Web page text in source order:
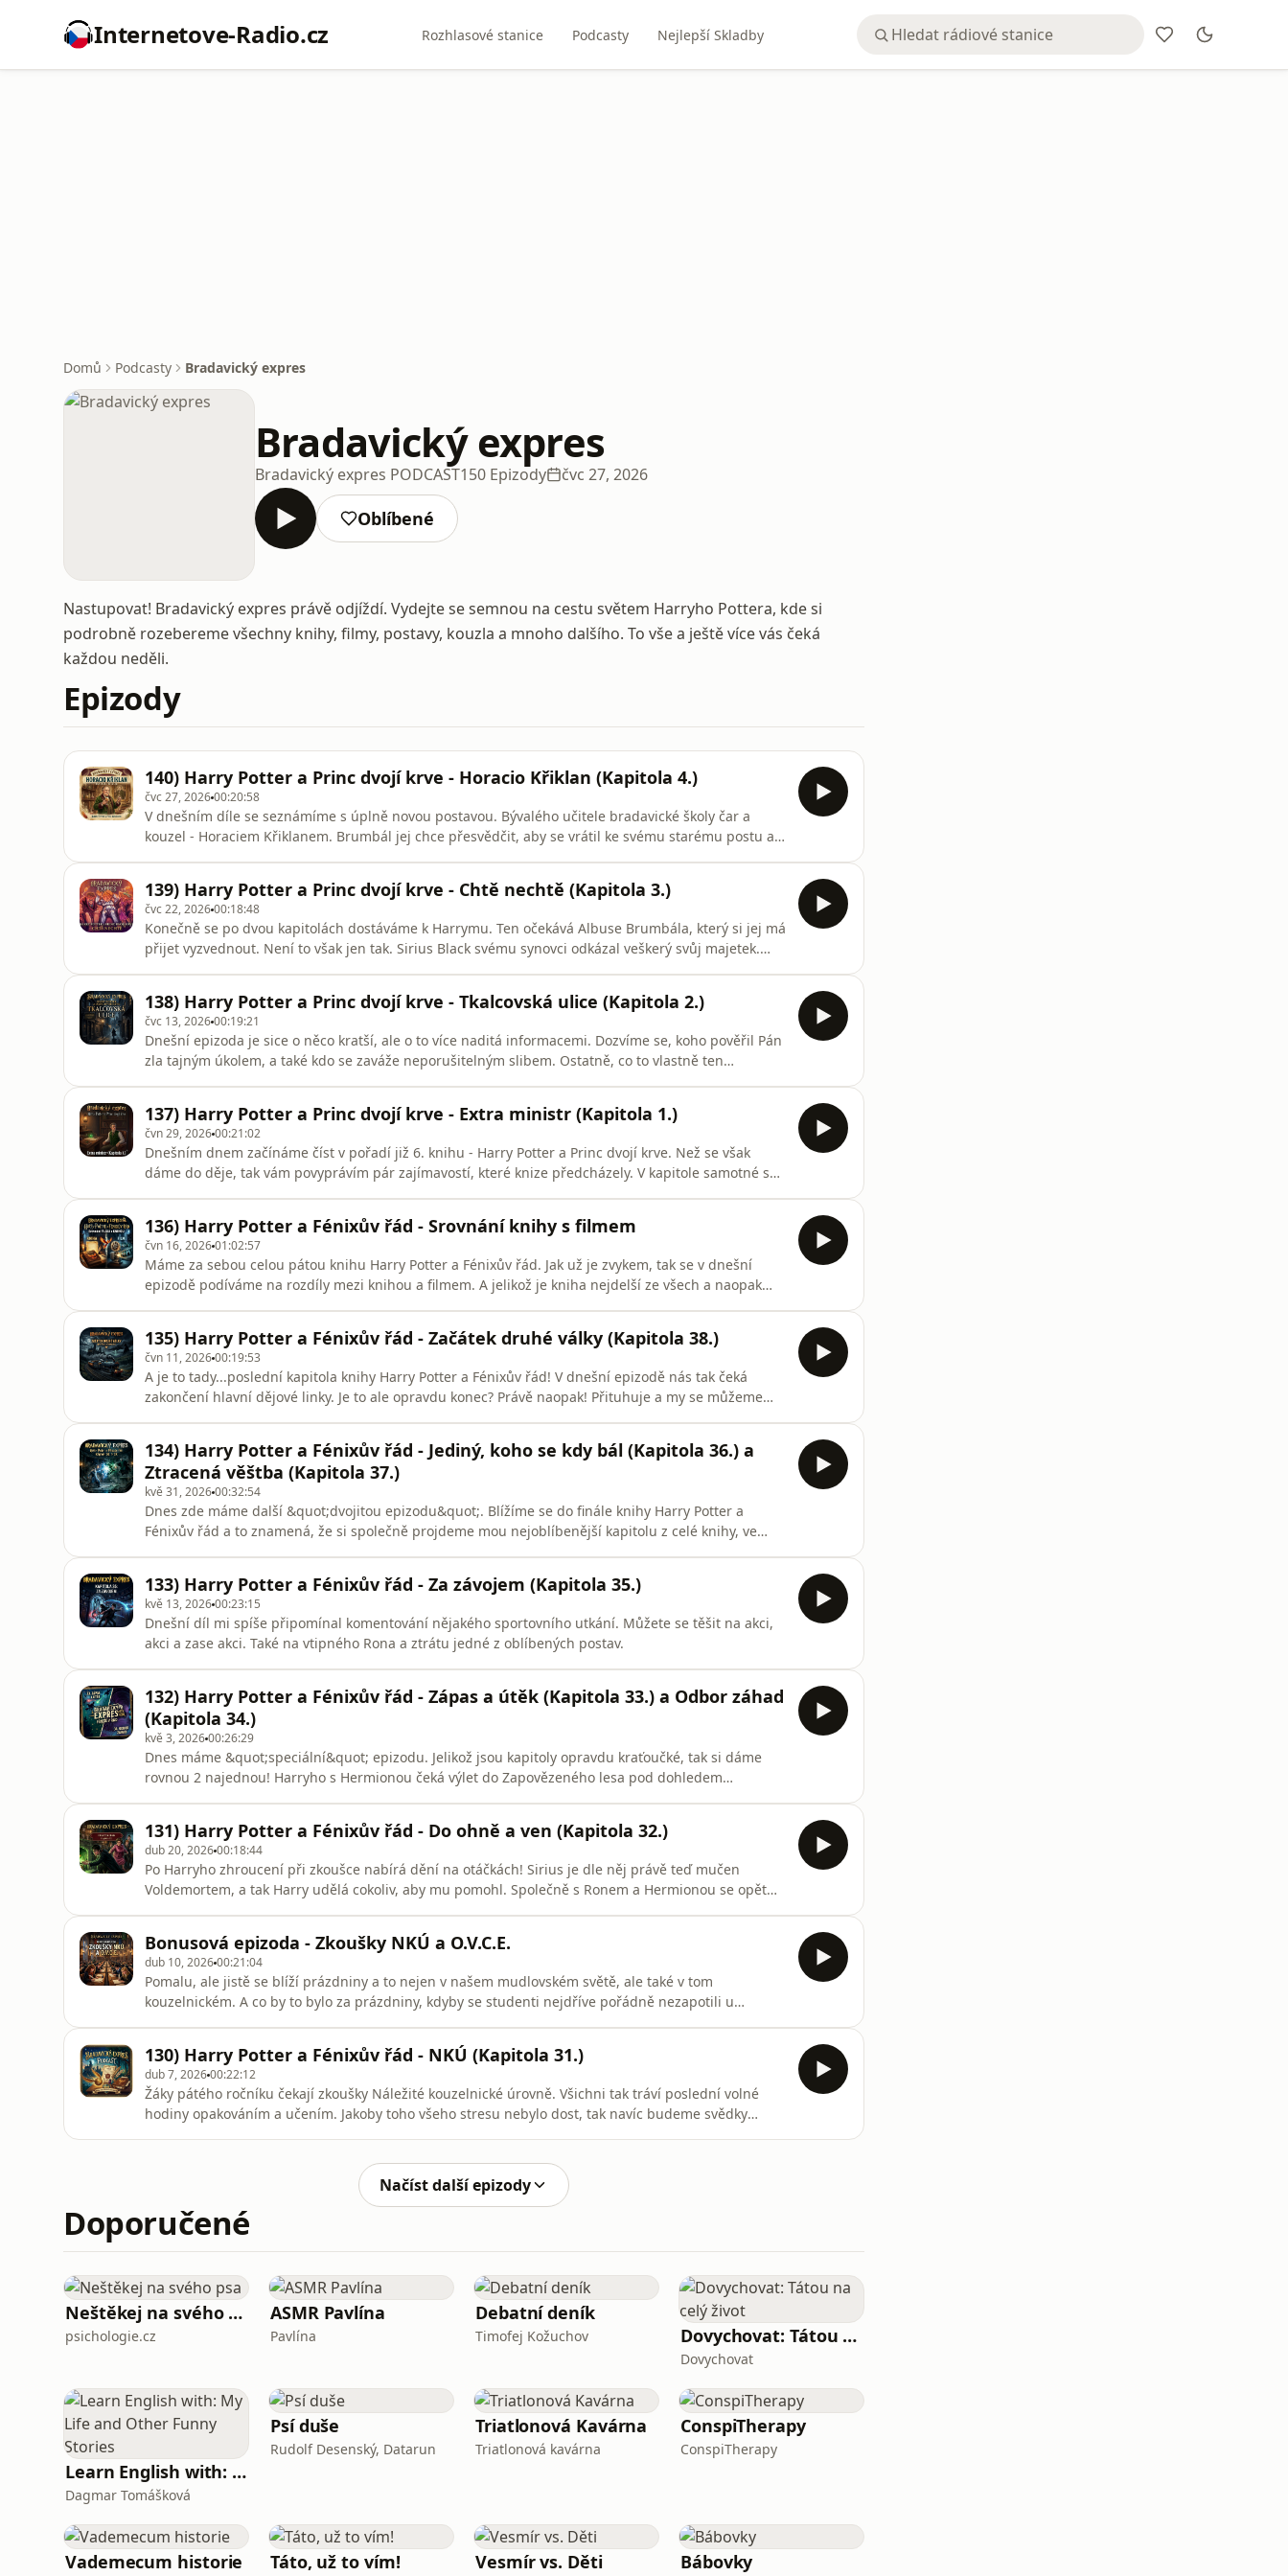
Internetove-Radio.cz Rozhlasové stanice Podcasty Nejlepší Skladby
Domů Podcasty Bradavický expres
Bradavický expres
Bradavický expres PODCAST150 Epizody čvc 27, 2026
Oblíbené
Nastupovat! Bradavický expres právě odjíždí. Vydejte se semnou na cestu světem Harryho Pottera, kde si
podrobně rozebereme všechny knihy, filmy, postavy, kouzla a mnoho dalšího. To vše a ještě více vás čeká
každou neděli.
Epizody
140) Harry Potter a Princ dvojí krve - Horacio Křiklan (Kapitola 4.)
čvc 27, 202600:20:58
V dnešním díle se seznámíme s úplně novou postavou. Bývalého učitele bradavické školy čar a
kouzel - Horaciem Křiklanem. Brumbál jej chce přesvědčit, aby se vrátil ke svému starému postu a
139) Harry Potter a Princ dvojí krve - Chtě nechtě (Kapitola 3.)
čvc 22, 202600:18:48
Konečně se po dvou kapitolách dostáváme k Harrymu. Ten očekává Albuse Brumbála, který si jej má
přijet vyzvednout. Není to však jen tak. Sirius Black svému synovci odkázal veškerý svůj majetek.
138) Harry Potter a Princ dvojí krve - Tkalcovská ulice (Kapitola 2.)
čvc 13, 202600:19:21
Dnešní epizoda je sice o něco kratší, ale o to více naditá informacemi. Dozvíme se, koho pověřil Pán
zla tajným úkolem, a také kdo se zaváže neporušitelným slibem. Ostatně, co to vlastně ten
137) Harry Potter a Princ dvojí krve - Extra ministr (Kapitola 1.)
čvn 29, 202600:21:02
Dnešním dnem začínáme číst v pořadí již 6. knihu - Harry Potter a Princ dvojí krve. Než se však
dáme do děje, tak vám povyprávím pár zajímavostí, které knize předcházely. V kapitole samotné se
136) Harry Potter a Fénixův řád - Srovnání knihy s filmem
čvn 16, 202601:02:57
Máme za sebou celou pátou knihu Harry Potter a Fénixův řád. Jak už je zvykem, tak se v dnešní
epizodě podíváme na rozdíly mezi knihou a filmem. A jelikož je kniha nejdelší ze všech a naopak
135) Harry Potter a Fénixův řád - Začátek druhé války (Kapitola 38.)
čvn 11, 202600:19:53
A je to tady...poslední kapitola knihy Harry Potter a Fénixův řád! V dnešní epizodě nás tak čeká
zakončení hlavní dějové linky. Je to ale opravdu konec? Právě naopak! Přituhuje a my se můžeme
134) Harry Potter a Fénixův řád - Jediný, koho se kdy bál (Kapitola 36.) a
Ztracená věštba (Kapitola 37.)
kvě 31, 202600:32:54
Dnes zde máme další &quot;dvojitou epizodu&quot;. Blížíme se do finále knihy Harry Potter a
Fénixův řád a to znamená, že si společně projdeme mou nejoblíbenější kapitolu z celé knihy, ve
133) Harry Potter a Fénixův řád - Za závojem (Kapitola 35.)
kvě 13, 202600:23:15
Dnešní díl mi spíše připomínal komentování nějakého sportovního utkání. Můžete se těšit na akci,
akci a zase akci. Také na vtipného Rona a ztrátu jedné z oblíbených postav.
132) Harry Potter a Fénixův řád - Zápas a útěk (Kapitola 33.) a Odbor záhad
(Kapitola 34.)
kvě 3, 202600:26:29
Dnes máme &quot;speciální&quot; epizodu. Jelikož jsou kapitoly opravdu kraťoučké, tak si dáme
rovnou 2 najednou! Harryho s Hermionou čeká výlet do Zapovězeného lesa pod dohledem
131) Harry Potter a Fénixův řád - Do ohně a ven (Kapitola 32.)
dub 20, 202600:18:44
Po Harryho zhroucení při zkoušce nabírá dění na otáčkách! Sirius je dle něj právě teď mučen
Voldemortem, a tak Harry udělá cokoliv, aby mu pomohl. Společně s Ronem a Hermionou se opět
však tento plán nevyjde úplně podle představ!
Bonusová epizoda - Zkoušky NKÚ a O.V.C.E.
dub 10, 202600:21:04
Pomalu, ale jistě se blíží prázdniny a to nejen v našem mudlovském světě, ale také v tom
kouzelnickém. A co by to bylo za prázdniny, kdyby se studenti nejdříve pořádně nezapotili u
130) Harry Potter a Fénixův řád - NKÚ (Kapitola 31.)
dub 7, 202600:22:12
Žáky pátého ročníku čekají zkoušky Náležité kouzelnické úrovně. Všichni tak tráví poslední volné
hodiny opakováním a učením. Jakoby toho všeho stresu nebylo dost, tak navíc budeme svědky
Načíst další epizody
Doporučené
Neštěkej na svého psa
psichologie.cz
ASMR Pavlína
Pavlína
Debatní deník
Timofej Kožuchov Dovychovat: Tátou na celý život
Dovychovat
Learn English with: My Life and Other Funny Stories
Dagmar Tomášková
Psí duše
Rudolf Desenský, Datarun
Triatlonová Kavárna
Triatlonová kavárna
ConspiTherapy
ConspiTherapy
Vademecum historie Táto, už to vím! Vesmír vs. Děti Bábovky